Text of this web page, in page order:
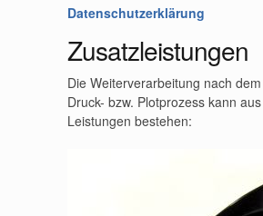
Datenschutzerklärung
Zusatzleistungen
Die Weiterverarbeitung nach
Druck- bzw. Plotprozess kann
Leistungen bestehen: